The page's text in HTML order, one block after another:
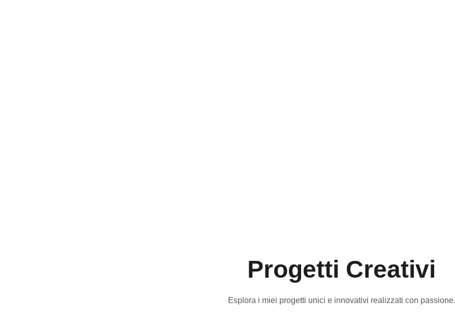
Progetti Creativi
Esplora i miei progetti unici e innovativi realizzati con passione.